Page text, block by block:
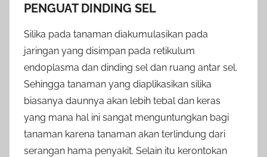
PENGUAT DINDING SEL
Silika pada tanaman diakumulasikan pada
jaringan yang disimpan pada retikulum
endoplasma dan dinding sel dan ruang antar sel.
Sehingga tanaman yang diaplikasikan silika
biasanya daunnya akan lebih tebal dan keras
yang mana hal ini sangat menguntungkan bagi
tanaman karena tanaman akan terlindung dari
serangan hama penyakit. Selain itu kerontokan